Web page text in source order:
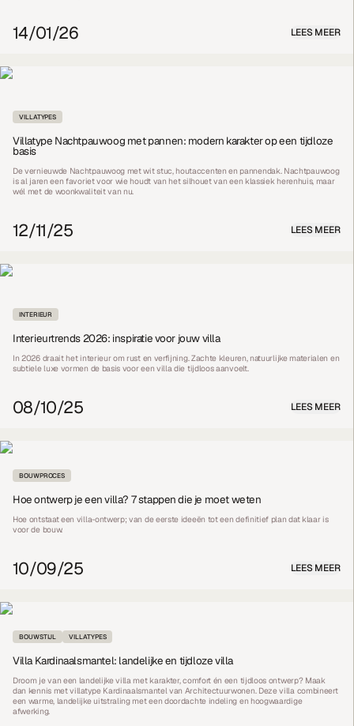
14/01/26 LEES MEER
VILLATYPES
Villatype Nachtpauwoog met pannen: modern karakter op een tijdloze
basis
De vernieuwde Nachtpauwoog met wit stuc, houtaccenten en pannendak. Nachtpauwoog
is al jaren een favoriet voor wie houdt van het silhouet van een klassiek herenhuis, maar
wél met de woonkwaliteit van nu.
12/11/25 LEES MEER
INTERIEUR
Interieurtrends 2026: inspiratie voor jouw villa
In 2026 draait het interieur om rust en verfijning. Zachte kleuren, natuurlijke materialen en
subtiele luxe vormen de basis voor een villa die tijdloos aanvoelt.
08/10/25 LEES MEER
BOUWPROCES
Hoe ontwerp je een villa? 7 stappen die je moet weten
Hoe ontstaat een villa-ontwerp; van de eerste ideeën tot een definitief plan dat klaar is
voor de bouw.
10/09/25 LEES MEER
BOUWSTIJL VILLATYPES
Villa Kardinaalsmantel: landelijke en tijdloze villa
Droom je van een landelijke villa met karakter, comfort én een tijdloos ontwerp? Maak
dan kennis met villatype Kardinaalsmantel van Architectuurwonen. Deze villa combineert
een warme, landelijke uitstraling met een doordachte indeling en hoogwaardige
afwerking.